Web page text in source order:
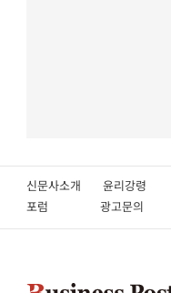
신문사소개 윤리강령
포럼
광고문의